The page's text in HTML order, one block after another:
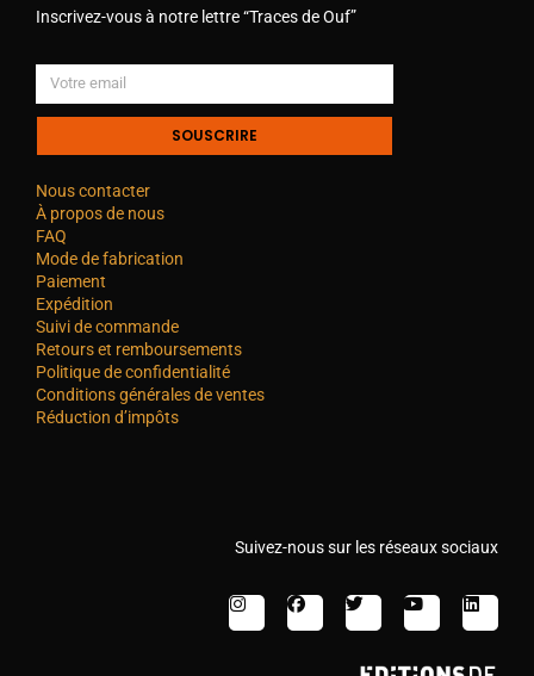
Inscrivez-vous à notre lettre “Traces de Ouf”
SOUSCRIRE
Nous contacter
À propos de nous
FAQ
Mode de fabrication
Paiement
Expédition
Suivi de commande
Retours et remboursements
Politique de confidentialité
Conditions générales de ventes
Réduction d’impôts
Suivez-nous sur les réseaux sociaux